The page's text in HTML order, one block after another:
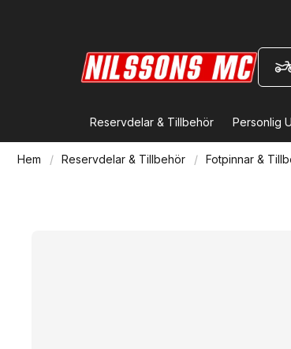
Reservdelar & Tillbehör Personlig
Hem Reservdelar & Tillbehör Fotpinnar &